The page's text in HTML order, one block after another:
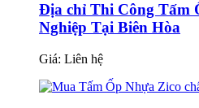
Địa chỉ Thi Công Tấm
Nghiệp Tại Biên Hòa
Giá: Liên hệ